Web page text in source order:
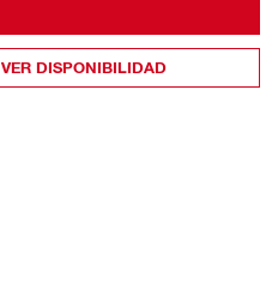
VER DISPONIBILIDAD